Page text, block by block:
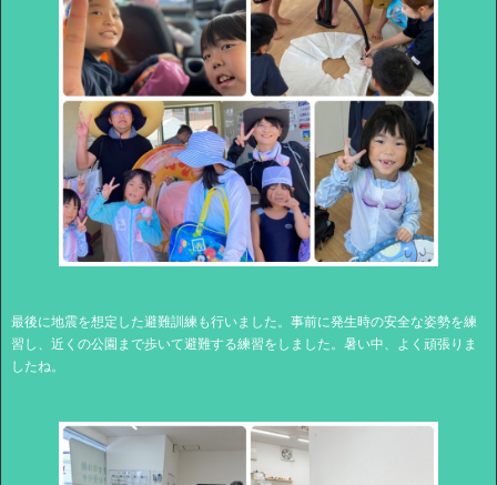
最後に地震を想定した避難訓練も行いました。事前に発生時の安全な姿勢を練
習し、近くの公園まで歩いて避難する練習をしました。暑い中、よく頑張りま
したね。